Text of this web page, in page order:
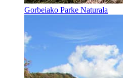
Gorbeiako Parke Naturala